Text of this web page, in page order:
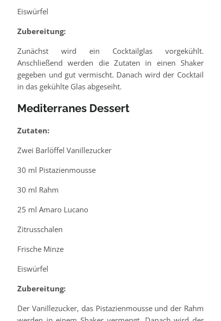
Eiswürfel
Zubereitung:
Zunächst wird ein Cocktailglas vorgekühlt.
Anschließend werden die Zutaten in einen Shaker
gegeben und gut vermischt. Danach wird der Cocktail
in das gekühlte Glas abgeseiht.
Mediterranes Dessert
Zutaten:
Zwei Barlöffel Vanillezucker
30 ml Pistazienmousse
30 ml Rahm
25 ml Amaro Lucano
Zitrusschalen
Frische Minze
Eiswürfel
Zubereitung:
Der Vanillezucker, das Pistazienmousse und der Rahm